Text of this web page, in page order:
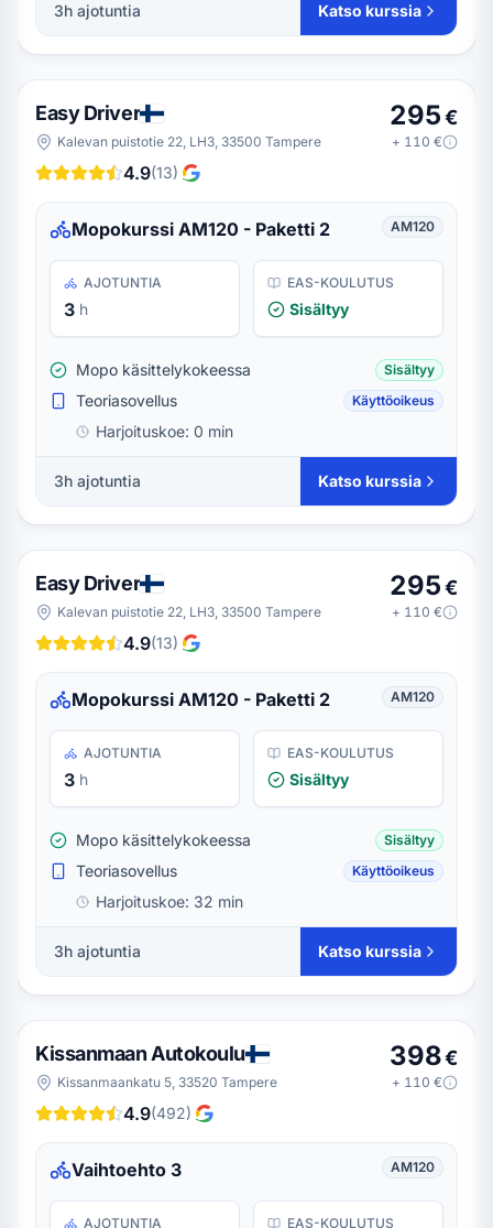
3h ajotuntia Katso kurssia
Easy Driver
Kalevan puistotie 22, LH3, 33500 Tampere
4.9(13)
295€
+ 110 €
Mopokurssi AM120 - Paketti 2 AM120
AJOTUNTIA
3 h
EAS-KOULUTUS
Sisältyy
Mopo käsittelykokeessa Sisältyy
Teoriasovellus Käyttöoikeus
Harjoituskoe: 0 min
3h ajotuntia Katso kurssia
Easy Driver
Kalevan puistotie 22, LH3, 33500 Tampere
4.9(13)
295€
+ 110 €
Mopokurssi AM120 - Paketti 2 AM120
AJOTUNTIA
3 h
EAS-KOULUTUS
Sisältyy
Mopo käsittelykokeessa Sisältyy
Teoriasovellus Käyttöoikeus
Harjoituskoe: 32 min
3h ajotuntia Katso kurssia
Kissanmaan Autokoulu
Kissanmaankatu 5, 33520 Tampere
4.9(492)
398€
+ 110 €
Vaihtoehto 3 AM120
AJOTUNTIA EAS-KOULUTUS